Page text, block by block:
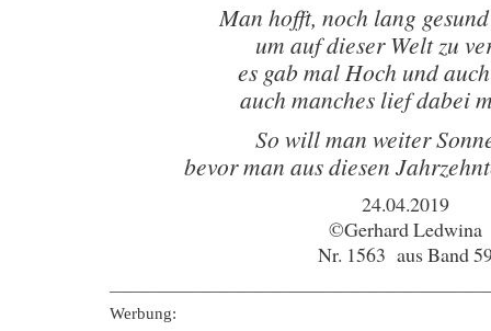
Man hofft, noch lang
um auf dieser Welt zu
es gab mal Hoch und
auch manches lief dabei
So will man weiter
bevor man aus diesen
24.04.2019
©Gerhard Ledwina
Nr. 1563 aus Band
Werbung: